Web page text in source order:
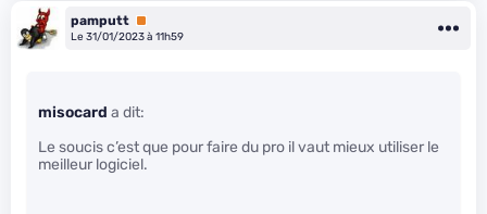
pamputt Premium
Le 31/01/2023 à 11h59
misocard a dit:
Le soucis c’est que pour faire du pro il vaut mieux utiliser le
meilleur logiciel.